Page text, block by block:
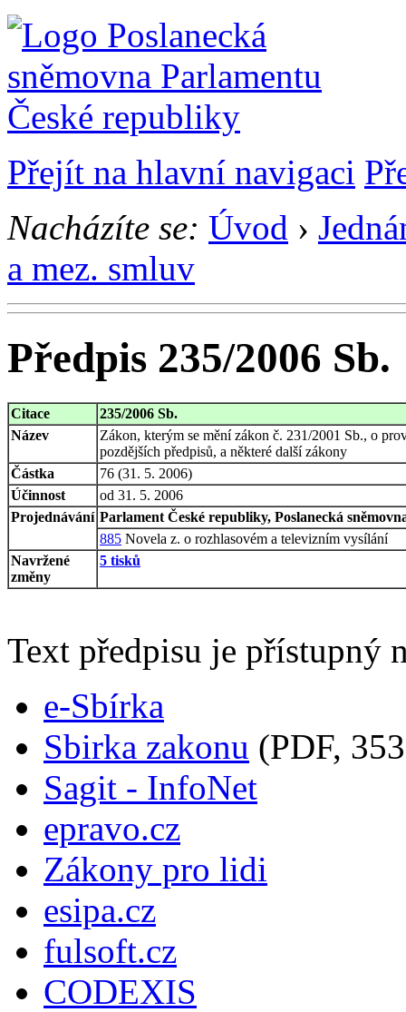
Přejít na hlavní navigaci
Nacházíte se: Úvod ›
a mez. smluv
Předpis 235/2006 Sb.
Citace
235/2006 Sb.
Název
Zákon, kterým se mění zákon č. 231/2001 Sb., o
pozdějších předpisů, a některé další zákony
Částka
76 (31. 5. 2006)
Účinnost
od 31. 5. 2006
Projednávání Parlament České republiky, Poslanecká
885 Novela z. o rozhlasovém a televizním vysílání
Navržené
změny
5 tisků
Text předpisu je přístupný
e-Sbírka
Sbirka zakonu (PDF,
Sagit - InfoNet
epravo.cz
Zákony pro lidi
esipa.cz
fulsoft.cz
CODEXIS